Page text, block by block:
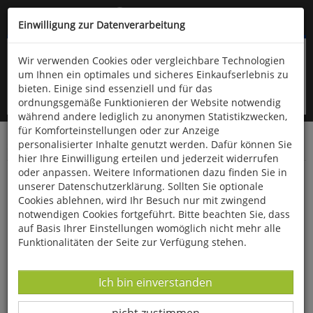
Kompletten Head der Seite überspringen
oder (06766) 9323-960
Startseite Bücher Geschichte Diverses
Die größten Lügen der Geschichte
Einwilligung zur Datenverarbeitung
Wir verwenden Cookies oder vergleichbare Technologien
um Ihnen ein optimales und sicheres Einkaufserlebnis zu
bieten. Einige sind essenziell und für das
ordnungsgemäße Funktionieren der Website notwendig
während andere lediglich zu anonymen Statistikzwecken,
für Komforteinstellungen oder zur Anzeige
personalisierter Inhalte genutzt werden. Dafür können Sie
hier Ihre Einwilligung erteilen und jederzeit widerrufen
oder anpassen. Weitere Informationen dazu finden Sie in
unserer Datenschutzerklärung. Sollten Sie optionale
Cookies ablehnen, wird Ihr Besuch nur mit zwingend
notwendigen Cookies fortgeführt. Bitte beachten Sie, dass
auf Basis Ihrer Einstellungen womöglich nicht mehr alle
Funktionalitäten der Seite zur Verfügung stehen.
Datenverarbeitung -
Ich bin einverstanden